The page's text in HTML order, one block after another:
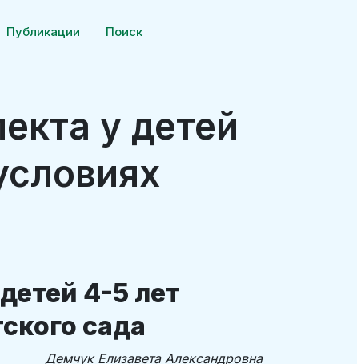
Публикации Поиск
у детей
4-5 лет
сада
Демчук Елизавета Александровна